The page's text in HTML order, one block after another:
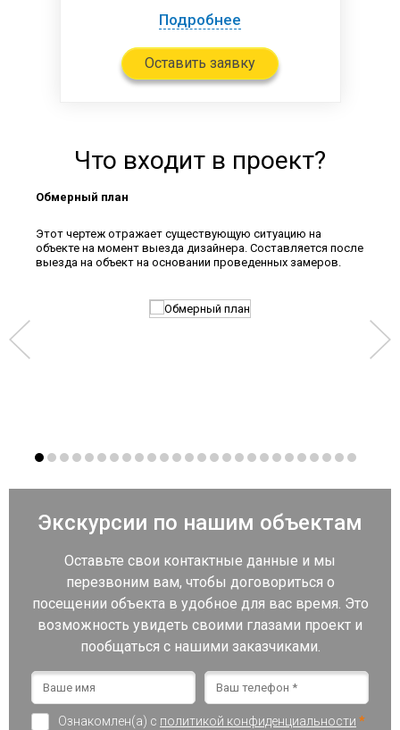
Подробнее
Оставить заявку
Что входит в проект?
Обмерный план
Этот чертеж отражает существующую ситуацию на
объекте на момент выезда дизайнера. Составляется после
выезда на объект на основании проведенных замеров.
Экскурсии по нашим объектам
Оставьте свои контактные данные и мы
перезвоним вам, чтобы договориться о
посещении объекта в удобное для вас время. Это
возможность увидеть своими глазами проект и
пообщаться с нашими заказчиками.
Ознакомлен(а) с политикой конфиденциальности *